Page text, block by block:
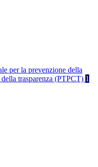
per la prevenzione della
trasparenza (PTPCT) 1